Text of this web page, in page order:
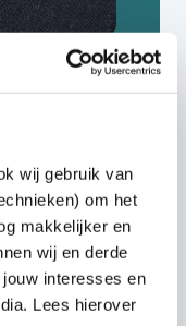
wij gebruik van
om het
makkelijker en
wij en derde
interesses en
Lees hierover
én
gids helpt je